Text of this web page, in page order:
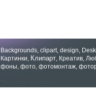
Backgrounds, clipart, design,
Картинки, Клипарт, Креатив,
фоны, фото, фотомонтаж,